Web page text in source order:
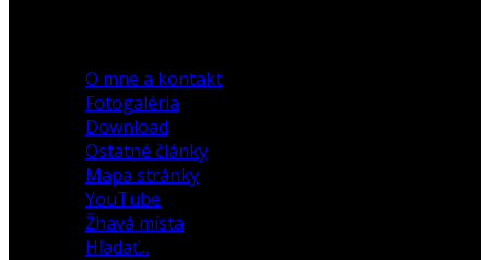
O mne a kontakt
Fotogaléria
Download
Ostatné články
Mapa stránky
YouTube
Žhavá místa
Hľadať...